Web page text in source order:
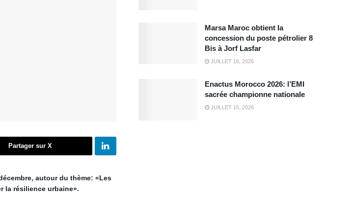
Partager sur X
autour du thème: «Les
la résilience urbaine».
Marsa Maroc obtient la
concession du poste pétrolier 8
Bis à Jorf Lasfar
JUILLET 16, 2026
Enactus Morocco 2026: l’EMI
sacrée championne nationale
JUILLET 15, 2026